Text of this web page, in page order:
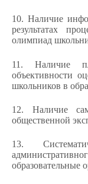
10. Наличие
результатах
олимпиад
11. Наличие
объективности
школьников в
12. Наличие
общественной
13.
образовательные